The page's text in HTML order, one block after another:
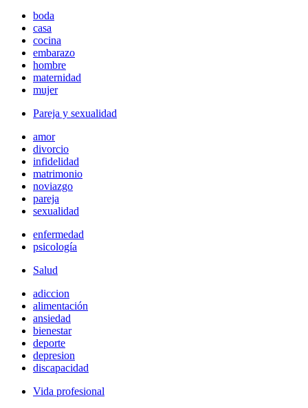
boda
casa
cocina
embarazo
hombre
maternidad
mujer
Pareja y sexualidad
amor
divorcio
infidelidad
matrimonio
noviazgo
pareja
sexualidad
enfermedad
psicología
Salud
adiccion
alimentación
ansiedad
bienestar
deporte
depresion
discapacidad
Vida profesional